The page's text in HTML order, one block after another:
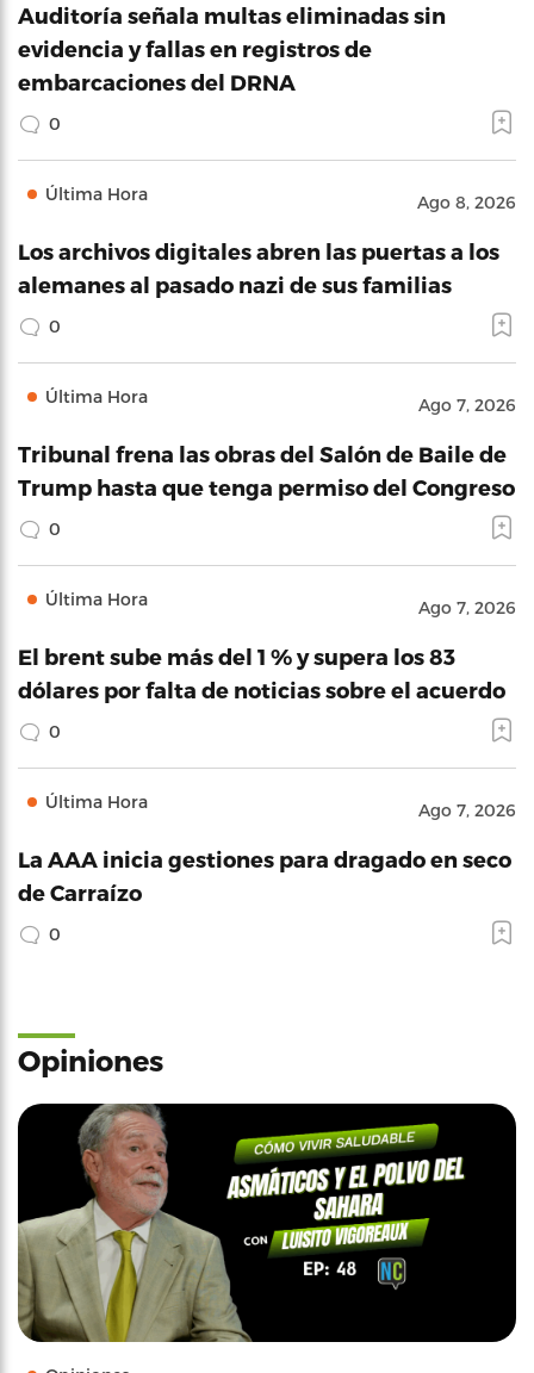
Auditoría señala multas eliminadas sin
evidencia y fallas en registros de
embarcaciones del DRNA
0
Última Hora Ago 8, 2026
Los archivos digitales abren las puertas a los
alemanes al pasado nazi de sus familias
0
Última Hora Ago 7, 2026
Tribunal frena las obras del Salón de Baile de
Trump hasta que tenga permiso del Congreso
0
Última Hora Ago 7, 2026
El brent sube más del 1 % y supera los 83
dólares por falta de noticias sobre el acuerdo
0
Última Hora Ago 7, 2026
La AAA inicia gestiones para dragado en seco
de Carraízo
0
Opiniones